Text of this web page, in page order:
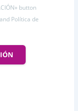
button
Política de